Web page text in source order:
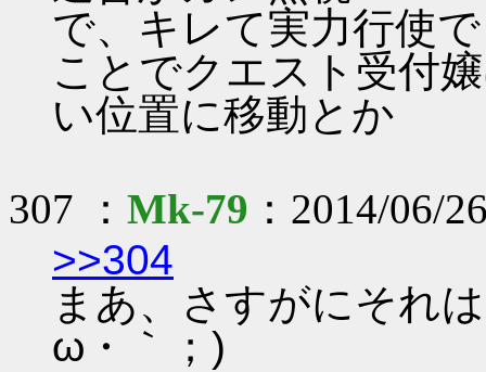
で、キレて実力行使
ことでクエスト受付
い位置に移動とか
307 ： Mk-79 ：2014/06/
>>304
まあ、さすがにそれ
ω・｀；)